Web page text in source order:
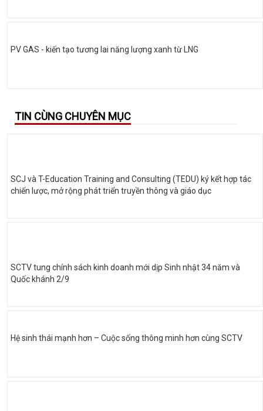
PV GAS - kiến tạo tương lai năng lượng xanh từ LNG
TIN CÙNG CHUYÊN MỤC
SCJ và T-Education Training and Consulting (TEDU) ký kết hợp tác
chiến lược, mở rộng phát triển truyền thông và giáo dục
SCTV tung chính sách kinh doanh mới dịp Sinh nhật 34 năm và
Quốc khánh 2/9
Hệ sinh thái mạnh hơn – Cuộc sống thông minh hơn cùng SCTV